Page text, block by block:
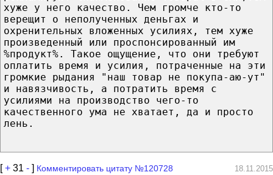
хуже у него качество. Чем громче кто-то
верещит о неполученных деньгах и
охренительных вложенных усилиях, тем хуже
произведенный или проспонсированный им
%продукт%. Такое ощущение, что они требуют
оплатить время и усилия, потраченные на эти
громкие рыдания "наш товар не покупа-аю-ут"
и навязчивость, а потратить время с
усилиями на производство чего-то
качественного ума не хватает, да и просто
лень.
[+ 31 - ] Комментировать цитату №120728 18.11.2015